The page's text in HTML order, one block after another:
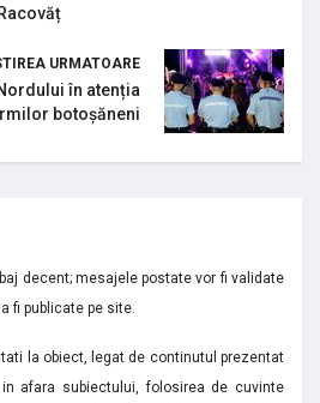
URMATOARE
în atenția
botoșăneni
decent; mesajele postate vor fi validate
fi publicate pe site.
la obiect, legat de continutul prezentat
afara subiectului, folosirea de cuvinte